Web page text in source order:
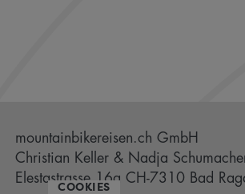
mountainbikereisen.ch GmbH
Christian Keller & Nadja
Elestastrasse 16a CH-7310 Bad
COOKIES